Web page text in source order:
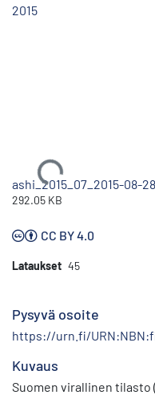
2015
Ladataan...
ashi_2015_07_2015-08-
292.05 KB
CC BY 4.0
Lataukset 45
Pysyvä osoite
https://urn.fi/
Kuvaus
Suomen virallinen tilasto